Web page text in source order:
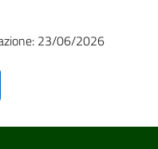
23/06/2026